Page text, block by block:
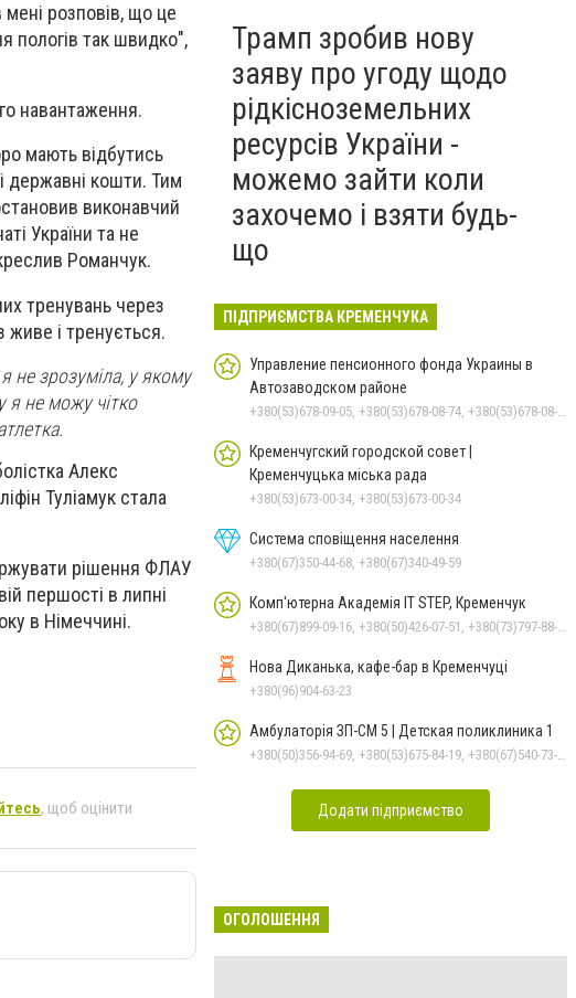
мені розповів, що це
пологів так швидко",
навантаження.
мають відбутись
державні кошти. Тим
виконавчий
України та не
Романчук.
тренувань через
живе і тренується.
не зрозуміла, у якому
я не можу чітко
Алекс
Туліамук стала
рішення ФЛАУ
першості в липні
в Німеччині.
, щоб оцінити
Трамп зробив нову
заяву про угоду щодо
рідкісноземельних
ресурсів України -
можемо зайти коли
захочемо і взяти будь-
що
ПІДПРИЄМСТВА КРЕМЕНЧУКА
Управление пенсионного фонда Украины в
Автозаводском районе
+380(53)678-09-05, +380(53)678-08-74, +380(53)678-08-83, +380(53)678-08-41, +380(53)678-08-86
Кременчугский городской совет |
Кременчуцька міська рада
+380(53)673-00-34, +380(53)673-00-34
Система сповіщення населення
+380(67)350-44-68, +380(67)340-49-59
Комп'ютерна Академія IT STEP, Кременчук
+380(67)899-09-16, +380(50)426-07-51, +380(73)797-88-17
Нова Диканька, кафе-бар в Кременчуці
+380(96)904-63-23
Амбулаторія ЗП-СМ 5 | Детская поликлиника 1
+380(50)356-94-69, +380(53)675-84-19, +380(67)540-73-87
Додати підприємство
ОГОЛОШЕННЯ